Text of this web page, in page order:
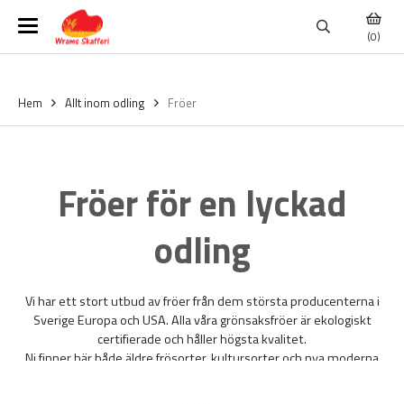
(0)
Hem Allt inom odling Fröer
Fröer för en lyckad
odling
Vi har ett stort utbud av fröer från dem största producenterna i
Sverige Europa och USA. Alla våra grönsaksfröer är ekologiskt
certifierade och håller högsta kvalitet.
Ni finner här både äldre frösorter, kultursorter och nya moderna